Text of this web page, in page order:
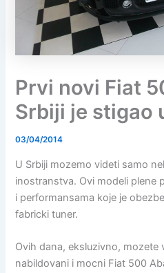
Prvi novi Fiat
Srbiji je stigao
03/04/2014
U Srbiji mozemo videti samo
inostranstva. Ovi modeli plene
i performansama koje je
fabricki tuner.
Ovih dana, eksluzivno,
nabildovani i mocni Fiat 500